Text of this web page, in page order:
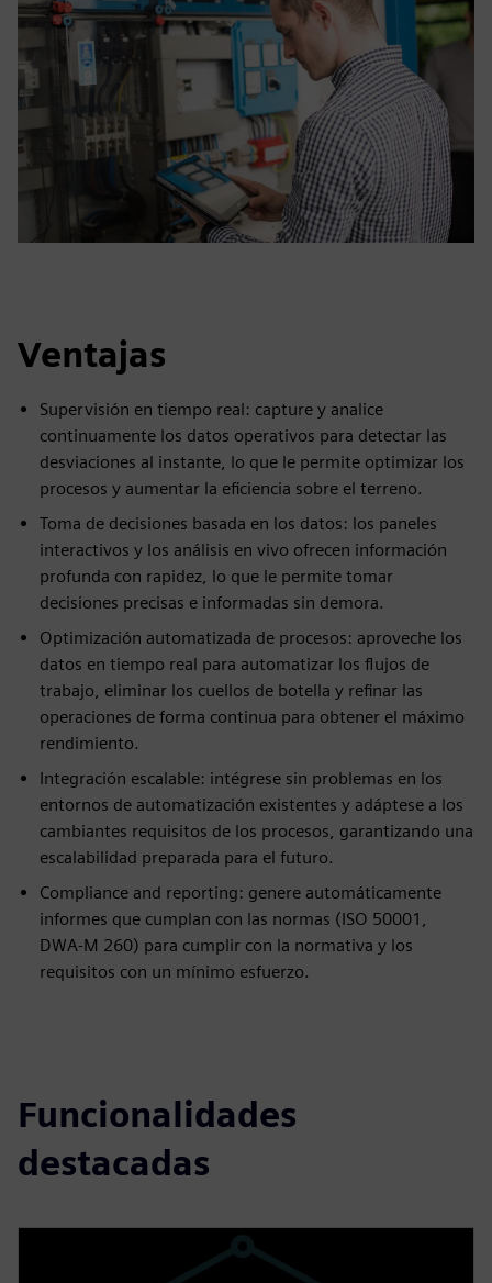
Ventajas
Supervisión en tiempo real: capture y analice
continuamente los datos operativos para detectar las
desviaciones al instante, lo que le permite optimizar los
procesos y aumentar la eficiencia sobre el terreno.
Toma de decisiones basada en los datos: los paneles
interactivos y los análisis en vivo ofrecen información
profunda con rapidez, lo que le permite tomar
decisiones precisas e informadas sin demora.
Optimización automatizada de procesos: aproveche los
datos en tiempo real para automatizar los flujos de
trabajo, eliminar los cuellos de botella y refinar las
operaciones de forma continua para obtener el máximo
rendimiento.
Integración escalable: intégrese sin problemas en los
entornos de automatización existentes y adáptese a los
cambiantes requisitos de los procesos, garantizando una
escalabilidad preparada para el futuro.
Compliance and reporting: genere automáticamente
informes que cumplan con las normas (ISO 50001,
DWA‑M 260) para cumplir con la normativa y los
requisitos con un mínimo esfuerzo.
Funcionalidades
destacadas